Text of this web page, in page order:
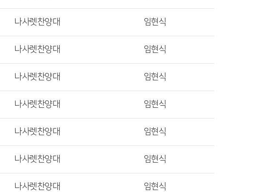
나사렛찬양대 임현식
나사렛찬양대 임현식
나사렛찬양대 임현식
나사렛찬양대 임현식
나사렛찬양대 임현식
나사렛찬양대 임현식
나사렛찬양대 임현식